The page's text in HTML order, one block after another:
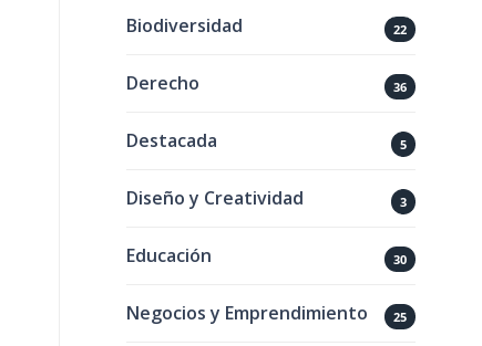
Biodiversidad 22
Derecho 36
Destacada 5
Diseño y Creatividad 3
Educación 30
Negocios y Emprendimiento 25